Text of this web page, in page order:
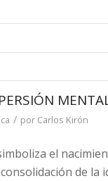
/ por Carlos Kirón
el
de la